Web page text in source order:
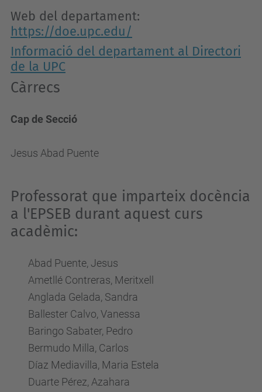
Web del departament:
https://doe.upc.edu/
Informació del departament al Directori
de la UPC
Càrrecs
Cap de Secció
Jesus Abad Puente
Professorat que imparteix docència
a l'EPSEB durant aquest curs
acadèmic:
Abad Puente, Jesus
Ametllé Contreras, Meritxell
Anglada Gelada, Sandra
Ballester Calvo, Vanessa
Baringo Sabater, Pedro
Bermudo Milla, Carlos
Díaz Mediavilla, Maria Estela
Duarte Pérez, Azahara